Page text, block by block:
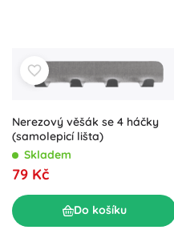
Nerezový věšák se 4 háčky
(samolepicí lišta)
Skladem
79 Kč
Do košíku